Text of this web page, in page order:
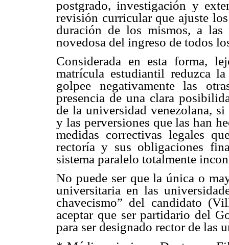
postgrado, investigación y
revisión curricular que ajuste
duración de los mismos, a
novedosa del ingreso de todos
Considerada en esta forma,
matrícula estudiantil reduzca
golpee negativamente las
presencia de una clara
de la universidad venezolana,
y las perversiones que las han
medidas correctivas legales
rectoría y sus obligaciones
sistema paralelo totalmente
No puede ser que la única o
universitaria en las
chavecismo” del candidato
aceptar que ser partidario del
para ser designado rector de las